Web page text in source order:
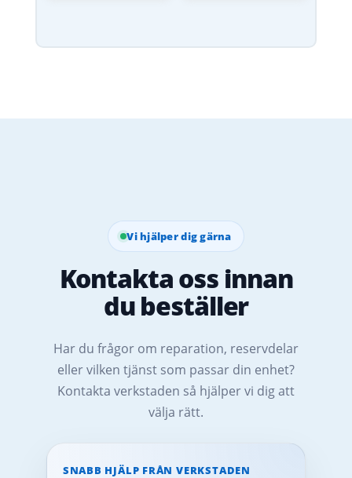
Vi hjälper dig gärna
Kontakta oss innan
du beställer
Har du frågor om reparation, reservdelar
eller vilken tjänst som passar din enhet?
Kontakta verkstaden så hjälper vi dig att
välja rätt.
SNABB HJÄLP FRÅN VERKSTADEN